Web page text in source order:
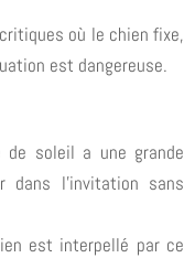
où le chien fixe,
est dangereuse.
de soleil a une grande
dans l’invitation sans
est interpellé par ce